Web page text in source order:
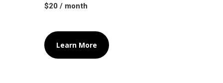
$20 / month
Learn More